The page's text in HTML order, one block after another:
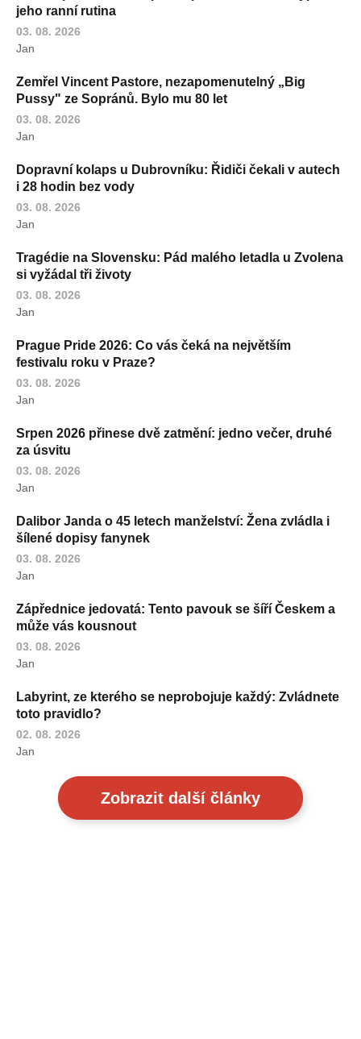
jeho ranní rutina
03. 08. 2026
Jan
Zemřel Vincent Pastore, nezapomenutelný „Big
Pussy" ze Sopránů. Bylo mu 80 let
03. 08. 2026
Jan
Dopravní kolaps u Dubrovníku: Řidiči čekali v autech
i 28 hodin bez vody
03. 08. 2026
Jan
Tragédie na Slovensku: Pád malého letadla u Zvolena
si vyžádal tři životy
03. 08. 2026
Jan
Prague Pride 2026: Co vás čeká na největším
festivalu roku v Praze?
03. 08. 2026
Jan
Srpen 2026 přinese dvě zatmění: jedno večer, druhé
za úsvitu
03. 08. 2026
Jan
Dalibor Janda o 45 letech manželství: Žena zvládla i
šílené dopisy fanynek
03. 08. 2026
Jan
Zápřednice jedovatá: Tento pavouk se šíří Českem a
může vás kousnout
03. 08. 2026
Jan
Labyrint, ze kterého se neprobojuje každý: Zvládnete
toto pravidlo?
02. 08. 2026
Jan
Zobrazit další články